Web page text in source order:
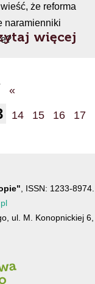
że reforma
naramienniki
więcej
«
14 15 16 17
, ISSN: 1233-8974.
ul. M. Konopnickiej 6,